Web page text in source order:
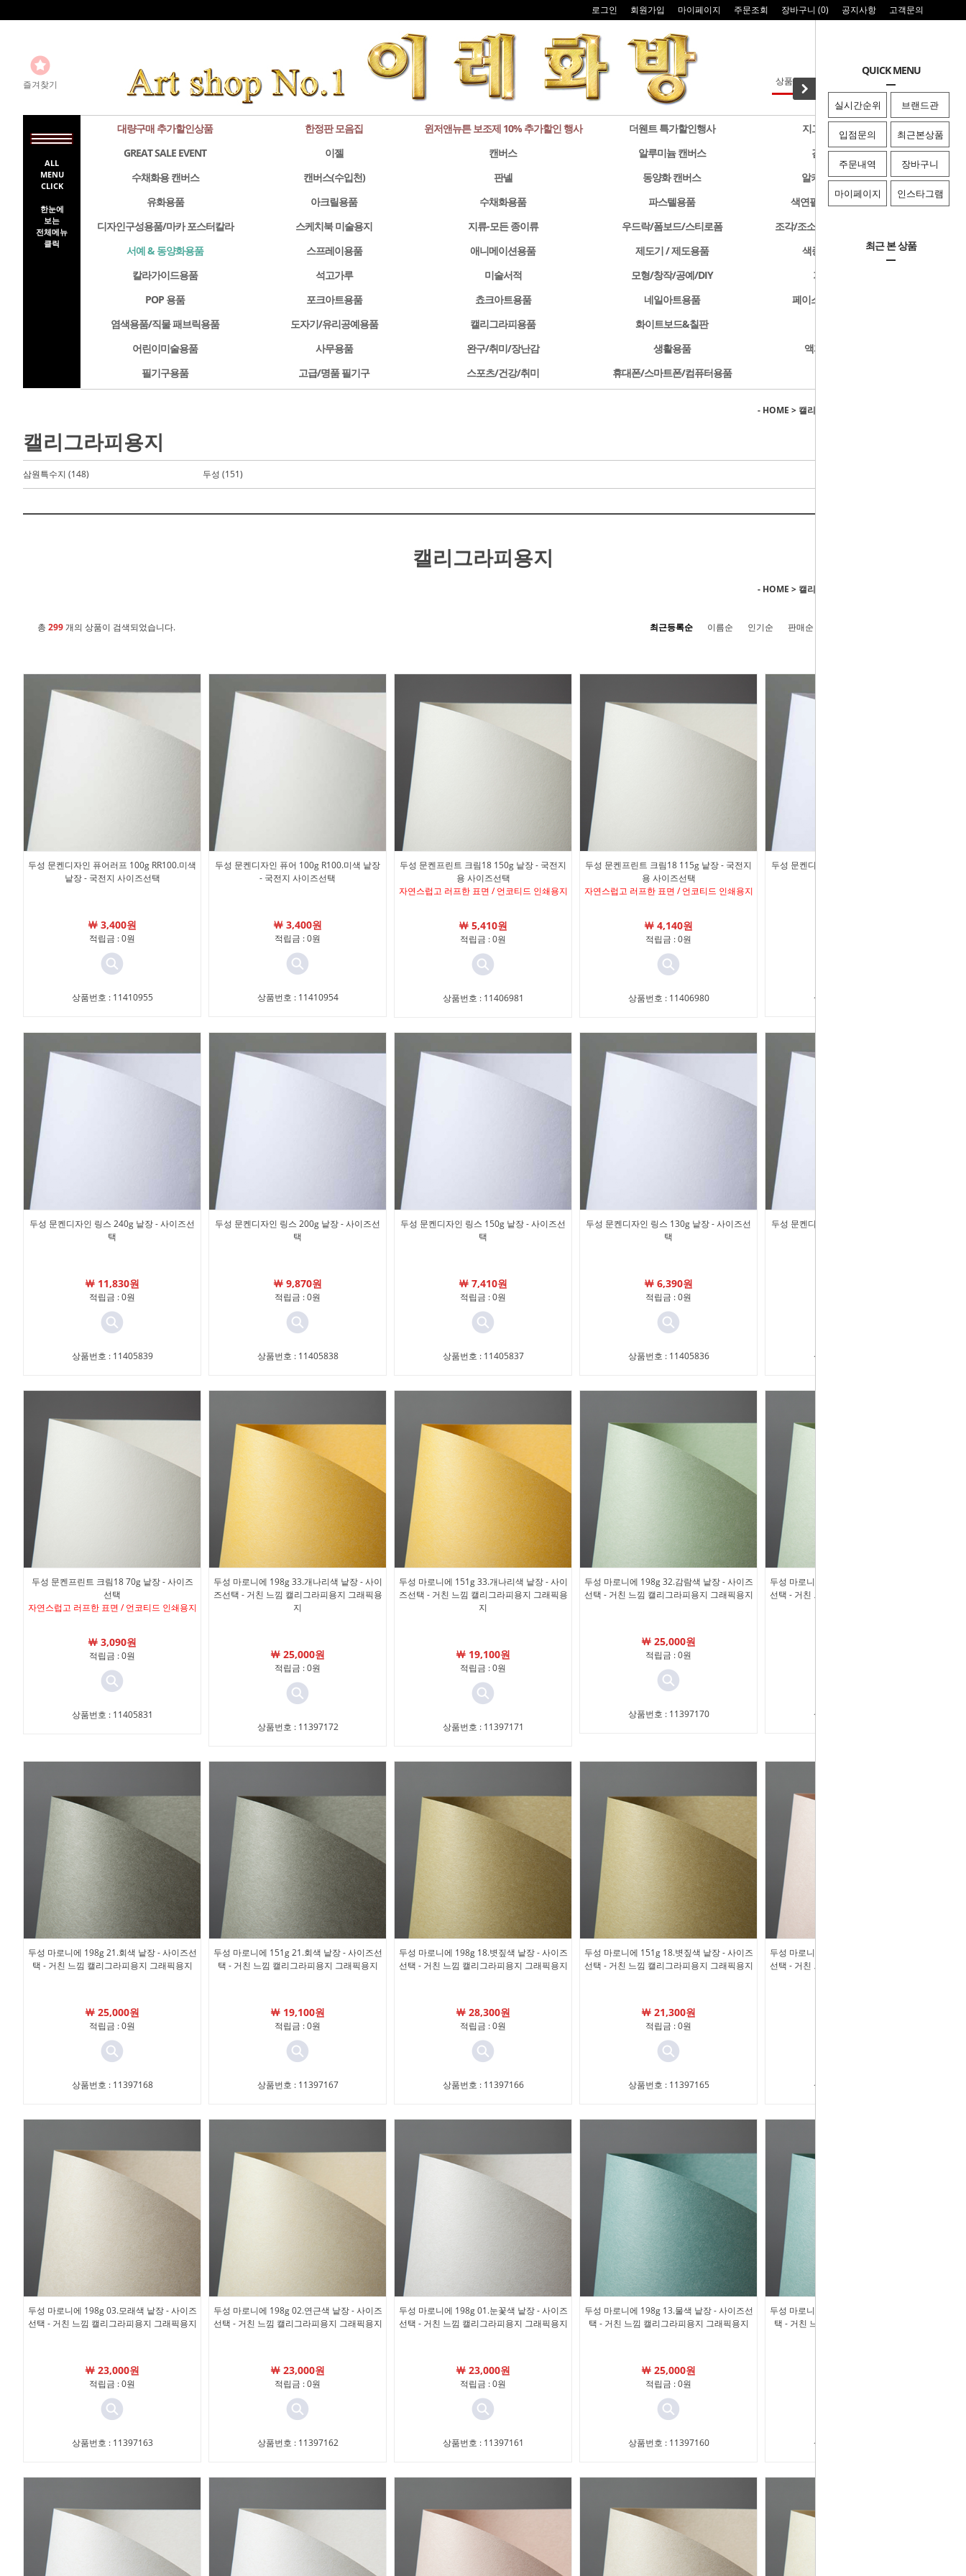
QUICK MENU
실시간순위 브랜드관
입점문의 최근본상품
주문내역 장바구니
마이페이지 인스타그램
최근 본 상품
로그인 회원가입 마이페이지 주문조회 장바구니 (0) 공지사항 고객문의
즐겨찾기
ALL
MENU
CLICK
한눈에
보는
전체메뉴
클릭
대량구매 추가할인상품 한정판 모음집 윈저앤뉴튼 보조제 10% 추가할인 행사 더웬트 특가할인행사
지그 특가할인행사
GREAT SALE EVENT
이젤 캔버스 알루미늄 캔버스
검정색 캔버스
수채화용 캔버스
캔버스(수입천) 판넬 동양화 캔버스
알키드물감 및 용품
유화용품
아크릴용품 수채화용품 파스텔용품
색연필/연필/드로잉용품
디자인구성용품/마카 포스터칼라
스케치북 미술용지 지류-모든 종이류 우드락/폼보드/스티로폼
조각/조소용품/클레이/판화용품
서예 & 동양화용품
스프레이용품 애니메이션용품 제도기 / 제도용품
색종이 & 종이접기
칼라가이드용품
석고가루 미술서적 모형/창작/공예/DIY
기타화방용품
POP 용품
포크아트용품 쵸크아트용품 네일아트용품
페이스페인팅/미용용품
염색용품/직물 패브릭용품
도자기/유리공예용품 캘리그라피용품 화이트보드&칠판
어린이미술용품
사무용품 완구/취미/장난감 생활용품
액자/사진첩/앨범
필기구용품
고급/명품 필기구 스포츠/건강/취미 휴대폰/스마트폰/컴퓨터용품
- HOME > 캘리그라피용품
캘리그라피용지
삼원특수지 (148) 두성 (151)
캘리그라피용지
- HOME > 캘리그라피용품
총 299개의 상품이 검색되었습니다. 최근등록순 이름순 인기순 판매순
두성 문켄디자인 퓨어러프 100g RR100.미색
낱장 - 국전지 사이즈선택
￦ 3,400원
적립금 : 0원
상품번호 : 11410955
두성 문켄디자인 퓨어 100g R100.미색 낱장
- 국전지 사이즈선택
￦ 3,400원
적립금 : 0원
상품번호 : 11410954
두성 문켄프린트 크림18 150g 낱장 - 국전지
용 사이즈선택
자연스럽고 러프한 표면 / 언코티드 인쇄용지
￦ 5,410원
적립금 : 0원
상품번호 : 11406981
두성 문켄프린트 크림18 115g 낱장 - 국전지
용 사이즈선택
자연스럽고 러프한 표면 / 언코티드 인쇄용지
￦ 4,140원
적립금 : 0원
상품번호 : 11406980
두성 문켄디자인 링스 300g 낱장 - 사이즈선
상품번호 : 11405840
두성 문켄디자인 링스 240g 낱장 - 사이즈선
택
￦ 11,830원
적립금 : 0원
상품번호 : 11405839
두성 문켄디자인 링스 200g 낱장 - 사이즈선
택
￦ 9,870원
적립금 : 0원
상품번호 : 11405838
두성 문켄디자인 링스 150g 낱장 - 사이즈선
택
￦ 7,410원
적립금 : 0원
상품번호 : 11405837
두성 문켄디자인 링스 130g 낱장 - 사이즈선
택
￦ 6,390원
적립금 : 0원
상품번호 : 11405836
두성 문켄디자인 링스 100g 낱장 - 사이즈선
상품번호 : 11405835
두성 문켄프린트 크림18 70g 낱장 - 사이즈
선택
자연스럽고 러프한 표면 / 언코티드 인쇄용지
￦ 3,090원
적립금 : 0원
상품번호 : 11405831
두성 마로니에 198g 33.개나리색 낱장 - 사이
즈선택 - 거친 느낌 캘리그라피용지 그래픽용
지
￦ 25,000원
적립금 : 0원
상품번호 : 11397172
두성 마로니에 151g 33.개나리색 낱장 - 사이
즈선택 - 거친 느낌 캘리그라피용지 그래픽용
지
￦ 19,100원
적립금 : 0원
상품번호 : 11397171
두성 마로니에 198g 32.감람색 낱장 - 사이즈
선택 - 거친 느낌 캘리그라피용지 그래픽용지
￦ 25,000원
적립금 : 0원
상품번호 : 11397170
두성 마로니에 151g 32.감람색 낱장 - 사이즈
선택 - 거친 느낌 캘리그라피용지 그래픽용지
상품번호 : 11397169
두성 마로니에 198g 21.회색 낱장 - 사이즈선
택 - 거친 느낌 캘리그라피용지 그래픽용지
￦ 25,000원
적립금 : 0원
상품번호 : 11397168
두성 마로니에 151g 21.회색 낱장 - 사이즈선
택 - 거친 느낌 캘리그라피용지 그래픽용지
￦ 19,100원
적립금 : 0원
상품번호 : 11397167
두성 마로니에 198g 18.볏짚색 낱장 - 사이즈
선택 - 거친 느낌 캘리그라피용지 그래픽용지
￦ 28,300원
적립금 : 0원
상품번호 : 11397166
두성 마로니에 151g 18.볏짚색 낱장 - 사이즈
선택 - 거친 느낌 캘리그라피용지 그래픽용지
￦ 21,300원
적립금 : 0원
상품번호 : 11397165
두성 마로니에 198g 07.벚꽃색 낱장 - 사이즈
선택 - 거친 느낌 캘리그라피용지 그래픽용지
상품번호 : 11397164
두성 마로니에 198g 03.모래색 낱장 - 사이즈
선택 - 거친 느낌 캘리그라피용지 그래픽용지
￦ 23,000원
적립금 : 0원
상품번호 : 11397163
두성 마로니에 198g 02.연근색 낱장 - 사이즈
선택 - 거친 느낌 캘리그라피용지 그래픽용지
￦ 23,000원
적립금 : 0원
상품번호 : 11397162
두성 마로니에 198g 01.눈꽃색 낱장 - 사이즈
선택 - 거친 느낌 캘리그라피용지 그래픽용지
￦ 23,000원
적립금 : 0원
상품번호 : 11397161
두성 마로니에 198g 13.물색 낱장 - 사이즈선
택 - 거친 느낌 캘리그라피용지 그래픽용지
￦ 25,000원
적립금 : 0원
상품번호 : 11397160
두성 마로니에 151g 13.물색 낱장 - 사이즈선
택 - 거친 느낌 캘리그라피용지 그래픽용지
상품번호 : 11397159